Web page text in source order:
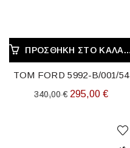
ΠΡΟΣΘΉΚΗ ΣΤΟ ΚΑΛΆΘΙ
TOM FORD 5992-B/001/54
340,00€ Original
295,00 €Η
τιμή
είναι: